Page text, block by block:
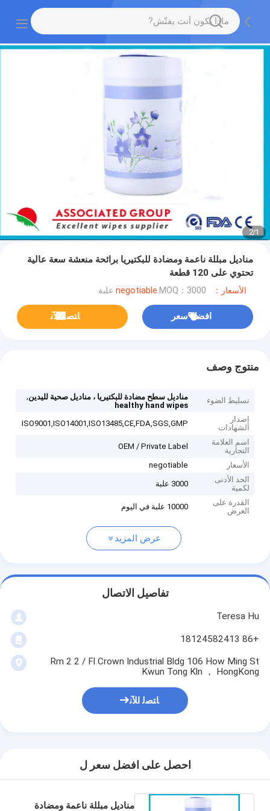
1
/
2
مناديل مبللة ناعمة ومضادة للبكتيريا برائحة منعشة سعة عالية
تحتوي على 120 قطعة
الأسعار：negotiable MOQ：3000 علبة
افضل سعر ﺎﺘﺼﻟ ﺍﻶﻧ
منتوج وصف
تسليط الضوء مناديل سطح مضادة للبكتيريا ، مناديل صحية لليدين,
healthy hand wipes
إصدار
الشهادات
ISO9001,ISO14001,ISO13485,CE,FDA,SGS,GMP
اسم العلامة
التجارية
OEM / Private Label
الأسعار
negotiable
الحد الأدنى
لكمية
3000 علبة
القدرة على
العرض
10000 علبة في اليوم
عرض المزيد
تفاصيل الاتصال
Teresa Hu
+86 18124582413
Rm 2 2 / Fl Crown Industrial Bldg 106 How Ming St
Kwun Tong Kln ， HongKong
ﺎﺘﺼﻟ ﺍﻶﻧ
احصل على افضل سعر ل
مناديل مبللة ناعمة ومضادة